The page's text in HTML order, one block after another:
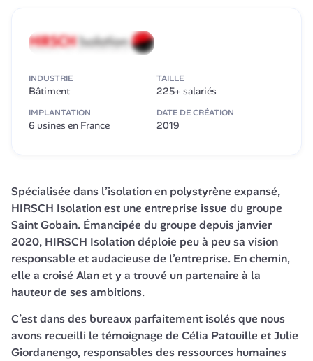
INDUSTRIE
Bâtiment
TAILLE
225+ salariés
IMPLANTATION
6 usines en France
DATE DE CRÉATION
2019
Spécialisée dans l’isolation en polystyrène expansé,
Saint Gobain. Émancipée du groupe depuis janvier
2020, HIRSCH Isolation déploie peu à peu sa vision
responsable et audacieuse de l’entreprise. En chemin,
elle a croisé Alan et y a trouvé un partenaire à la
hauteur de ses ambitions.
C’est dans des bureaux parfaitement isolés que nous
avons recueilli le témoignage de Célia Patouille et Julie
Giordanengo, responsables des ressources humaines